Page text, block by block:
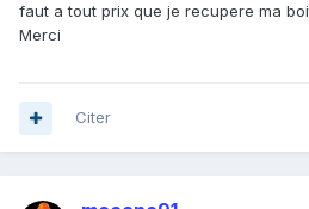
faut a tout prix que je recupere ma
Merci
Citer